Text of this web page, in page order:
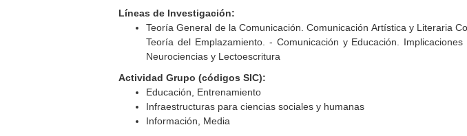
Líneas de Investigación:
Teoría General de la Comunicación. Comunicación Artística y Literaria
Teoría del Emplazamiento. - Comunicación y Educación.
Neurociencias y Lectoescritura
Actividad Grupo (códigos SIC):
Educación, Entrenamiento
Infraestructuras para ciencias sociales y humanas
Información, Media